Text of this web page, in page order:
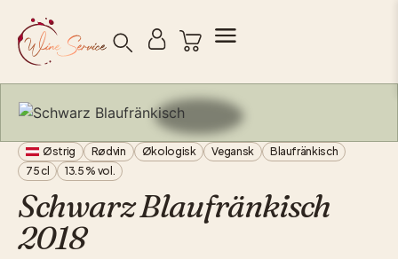
Søg
Østrig Rødvin Økologisk Vegansk
Blaufränkisch
75 cl
13.5 % vol.
Schwarz Blaufränkisch
2018